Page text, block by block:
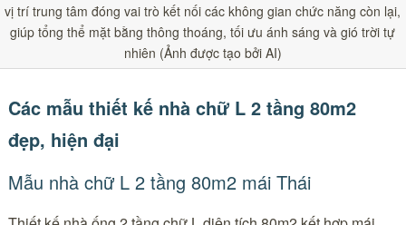
vị trí trung tâm đóng vai trò kết nối các không gian chức năng còn lại,
giúp tổng thể mặt bằng thông thoáng, tối ưu ánh sáng và gió trời tự
nhiên (Ảnh được tạo bởi AI)
Các mẫu thiết kế nhà chữ L 2 tầng 80m2
đẹp, hiện đại
Mẫu nhà chữ L 2 tầng 80m2 mái Thái